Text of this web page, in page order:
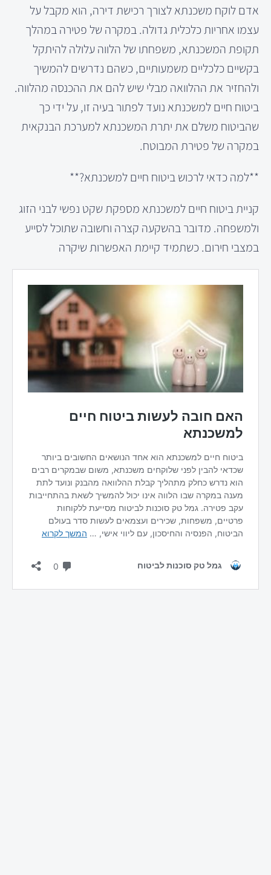
אדם לוקח משכנתא לצורך רכישת דירה, הוא מקבל על
עצמו אחריות כלכלית גדולה. במקרה של פטירה במהלך
תקופת המשכנתא, משפחתו של הלווה עלולה להיתקל
בקשיים כלכליים משמעותיים, כשהם נדרשים להמשיך
ולהחזיר את ההלוואה מבלי שיש להם את ההכנסה מהלווה.
ביטוח חיים למשכנתא נועד לפתור בעיה זו, על ידי כך
שהביטוח משלם את יתרת המשכנתא למערכת הבנקאית
במקרה של פטירת המבוטח.
**למה כדאי לרכוש ביטוח חיים למשכנתא?**
קניית ביטוח חיים למשכנתא מספקת שקט נפשי לבני הזוג
ולמשפחה. מדובר בהשקעה קצרה וחשובה שתוכל לסייע
במצבי חירום. כשתמיד קיימת האפשרות שיקרה